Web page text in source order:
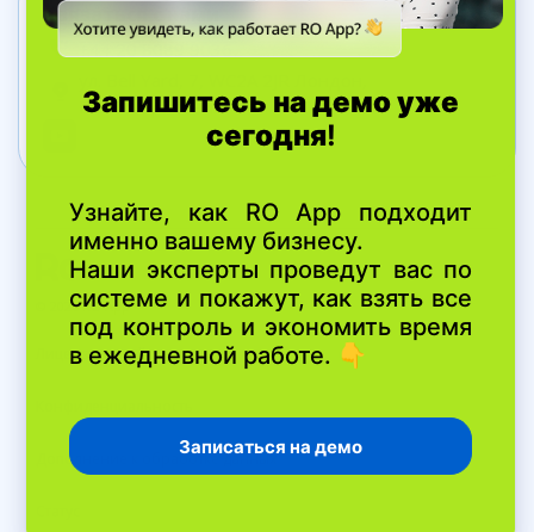
Связаться с нами
Великобритания
© 2026 RO App
Лицензионный договор
Дополнение к обработке данных